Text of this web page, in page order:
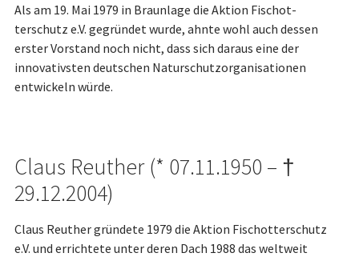
Als am 19. Mai 1979 in Braun­lage die Aktion Fisch­ot­
terschutz e.V. gegründet wurde, ahnte wohl auch dessen
erster Vor­stand noch nicht, dass sich daraus eine der
innovativsten deutschen Naturschutzorganisationen
entwickeln würde.
Claus Reuther (* 07.11.1950 – †
29.12.2004)
Claus Reuther gründete 1979 die Aktion Fisch­ot­terschutz
e.V. und errichtete unter deren Dach 1988 das weltweit